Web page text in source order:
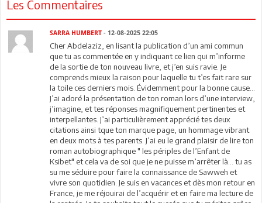
Les Commentaires
SARRA HUMBERT - 12-08-2025 22:05
Cher Abdelaziz, en lisant la publication d’un ami commun
que tu as commentée en y indiquant ce lien qui m’informe
de la sortie de ton nouveau livre, et j’en suis ravie. Je
comprends mieux la raison pour laquelle tu t’es fait rare sur
la toile ces derniers mois. Évidemment pour la bonne cause...
J’ai adoré la présentation de ton roman lors d’une interview,
j’imagine, et tes réponses magnifiquement pertinentes et
interpellantes. J’ai particulièrement apprécié tes deux
citations ainsi tque ton marque page, un hommage vibrant
en deux mots à tes parents. J’ai eu le grand plaisir de lire ton
roman autobiographique " les périples de l’Enfant de
Ksibet" et cela va de soi que je ne puisse m’arrêter là... tu as
su me séduire pour faire la connaissance de Sawweh et
vivre son quotidien. Je suis en vacances et dès mon retour en
France, je me réjouirai de l’acquérir et en faire ma lecture de